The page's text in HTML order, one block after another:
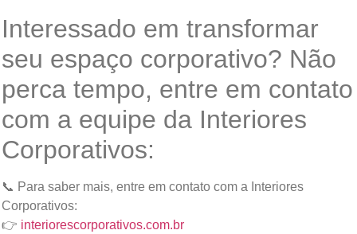
Interessado em transformar
seu espaço corporativo? Não
perca tempo, entre em contato
com a equipe da Interiores
Corporativos:
📞 Para saber mais, entre em contato com a Interiores
Corporativos:
👉 interiorescorporativos.com.br